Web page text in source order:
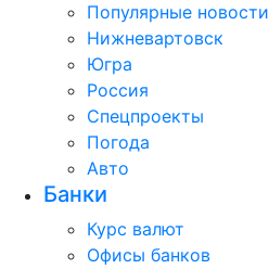
Популярные новости
Нижневартовск
Югра
Россия
Спецпроекты
Погода
Авто
Банки
Курс валют
Офисы банков